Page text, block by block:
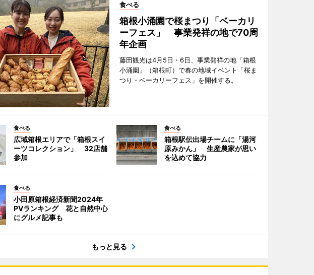
食べる
箱根小涌園で桜まつり「ベーカリ
ーフェス」 事業発祥の地で70周
年企画
藤田観光は4月5日・6日、事業発祥の地「箱根
小涌園」（箱根町）で春の地域イベント「桜ま
つり・ベーカリーフェス」を開催する。
食べる
広域箱根エリアで「箱根スイ
ーツコレクション」 32店舗
参加
食べる
箱根駅伝出場チームに「湯河
原みかん」 生産農家が思い
を込めて協力
食べる
小田原箱根経済新聞2024年
PVランキング 花と自然中心
にグルメ記事も
もっと見る